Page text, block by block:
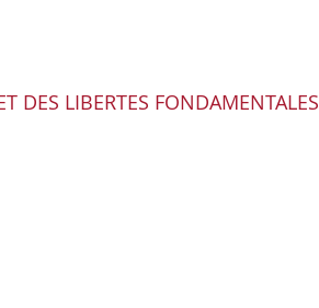
DES LIBERTES FONDAMENTALES